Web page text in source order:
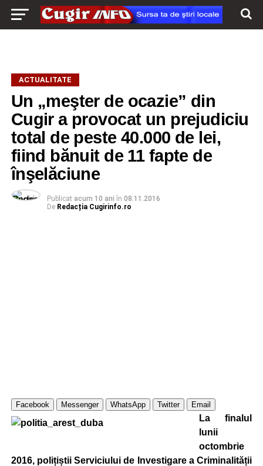
ACTUALITATE
Un „meşter de ocazie” din
Cugir a provocat un prejudiciu
total de peste 40.000 de lei,
fiind bănuit de 11 fapte de
înşelăciune
Publicat acum 10 ani în 08.11.2016
De Redacția Cugirinfo.ro
Facebook Messenger WhatsApp Twitter Email
La finalul
lunii
octombrie
2016, polițiștii Serviciului de Investigare a Criminalității